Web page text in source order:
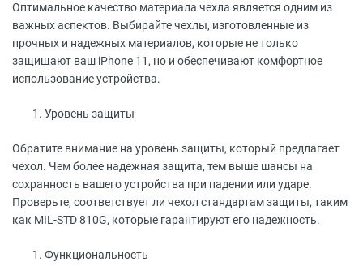
Оптимальное качество материала чехла является одним из
важных аспектов. Выбирайте чехлы, изготовленные из
прочных и надежных материалов, которые не только
защищают ваш iPhone 11, но и обеспечивают комфортное
использование устройства.
Уровень защиты
Обратите внимание на уровень защиты, который предлагает
чехол. Чем более надежная защита, тем выше шансы на
сохранность вашего устройства при падении или ударе.
Проверьте, соответствует ли чехол стандартам защиты, таким
как MIL-STD 810G, которые гарантируют его надежность.
Функциональность